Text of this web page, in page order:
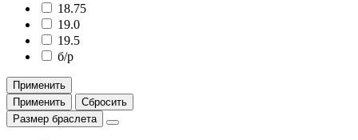
18.75
19.0
19.5
б/р
Применить
Применить
Сбросить
Размер браслета